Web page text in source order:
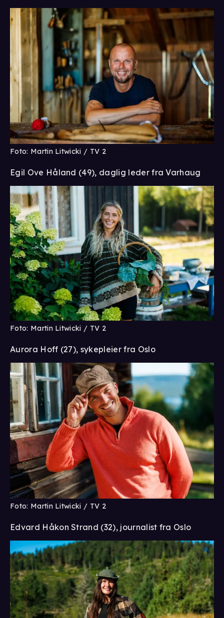
Foto: Martin Litwicki / TV 2
Egil Ove Håland (49), daglig leder fra Varhaug
Foto: Martin Litwicki / TV 2
Aurora Hoff (27), sykepleier fra Oslo
Foto: Martin Litwicki / TV 2
Edvard Håkon Strand (32), journalist fra Oslo